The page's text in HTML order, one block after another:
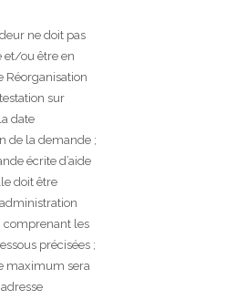
ne doit pas
et/ou être en
Réorganisation
sur
date
de la demande ;
écrite d’aide
doit être
les
précisées ;
maximum sera